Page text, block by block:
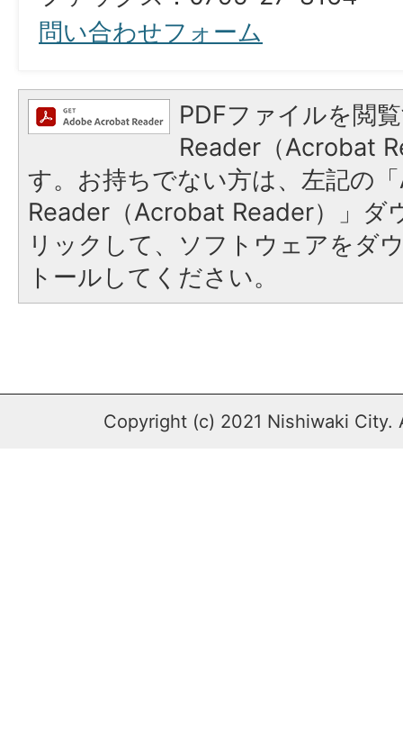
問い合わせフォーム
PDFファイルを閲
Reader（Acrobat
す。お持ちでない方は、左記の
Reader（Acrobat Reader）」ダ
リックして、ソフトウェアをダ
トールしてください。
Copyright (c) 2021 Nishiwaki City.